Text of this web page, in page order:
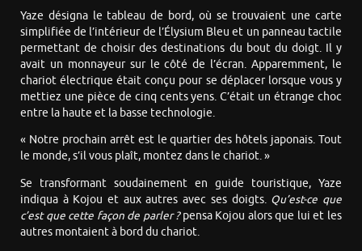
Yaze désigna le tableau de bord, où se trouvaient une carte
simplifiée de l’intérieur de l’Élysium Bleu et un panneau tactile
permettant de choisir des destinations du bout du doigt. Il y
avait un monnayeur sur le côté de l’écran. Apparemment, le
chariot électrique était conçu pour se déplacer lorsque vous y
mettiez une pièce de cinq cents yens. C’était un étrange choc
entre la haute et la basse technologie.
« Notre prochain arrêt est le quartier des hôtels japonais. Tout
le monde, s’il vous plaît, montez dans le chariot. »
Se transformant soudainement en guide touristique, Yaze
indiqua à Kojou et aux autres avec ses doigts. Qu’est-ce que
c’est que cette façon de parler ?pensa Kojou alors que lui et les
autres montaient à bord du chariot.